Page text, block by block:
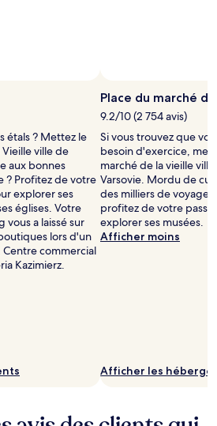
étals ? Mettez le
ville de
aux bonnes
? Profitez de votre
explorer ses
églises. Votre
a laissé sur
lors d'un
Centre commercial
Kazimierz.
Place du marché
9.2/10 (2 754 avis)
Si vous trouvez que
besoin d'exercice,
marché de la vieille
Varsovie. Mordu de
des milliers de
profitez de votre
explorer ses musées.
Afficher moins
Afficher les